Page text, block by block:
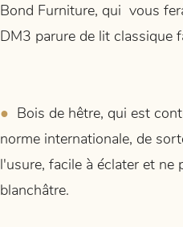
Bond Furniture, qui vous
DM3 parure de lit classique
● Bois de hêtre, qui est
norme internationale, de
l'usure, facile à éclater et ne
blanchâtre.